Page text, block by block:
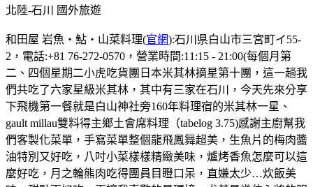
北陸-石川
國外旅遊
和田屋 岩魚・鮎・山菜料理(官網):石川県白山市三宮町イ55-
2，電話:+81 76-272-0570，營業時間:11:15 - 21:00(每個月第
二、四個星期二小虎吃貨團日本米其林摘星第十團，這一趟我
們共吃了六家星級米其林，其中有三家在石川，今天先來分享
下飛機第一餐就是白山神社旁160年料理宿的米其林一星、
gault millau雙料得主鄉土會席料理（tabelog 3.75)感謝主廚幫我
們客製化菜單，手寫菜單整個龍飛鳳舞超美，生魚片的梅肉醬
油特別又好吃，八吋小菜樣樣精緻美味，爐烤香魚怎麼可以這
麼好吃，月之輪熊肉吃得團員目瞪口呆，直嫌太少…炊飯美